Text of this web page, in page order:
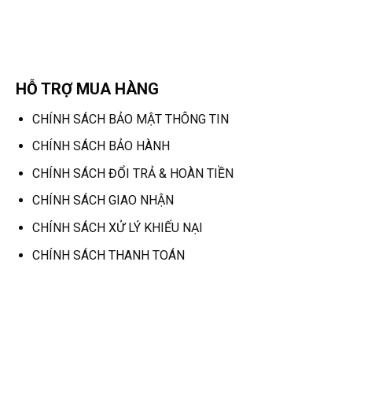
HỖ TRỢ MUA HÀNG
CHÍNH SÁCH BẢO MẬT THÔNG TIN
CHÍNH SÁCH BẢO HÀNH
CHÍNH SÁCH ĐỔI TRẢ & HOÀN TIỀN
CHÍNH SÁCH GIAO NHẬN
CHÍNH SÁCH XỬ LÝ KHIẾU NẠI
CHÍNH SÁCH THANH TOÁN